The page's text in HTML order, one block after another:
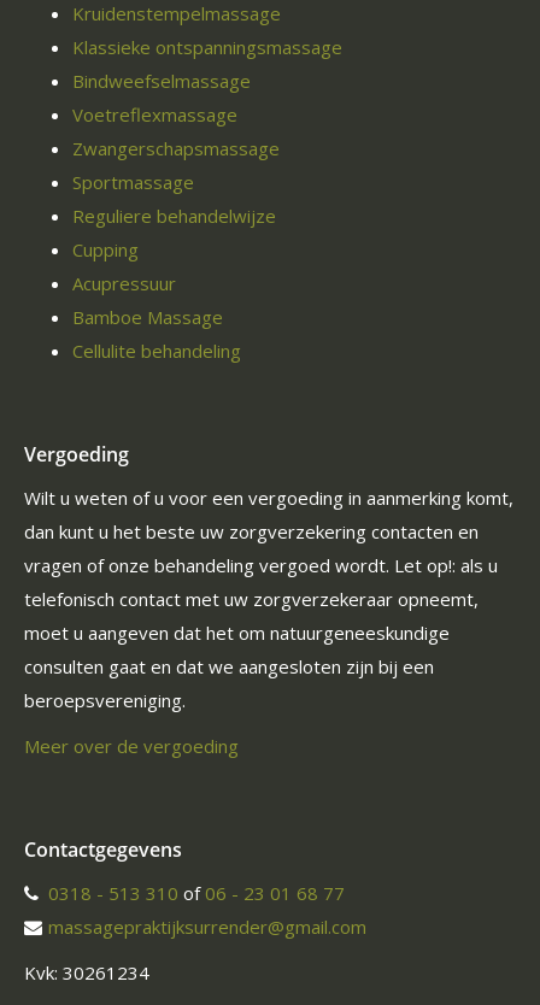
Kruidenstempelmassage
Klassieke ontspanningsmassage
Bindweefselmassage
Voetreflexmassage
Zwangerschapsmassage
Sportmassage
Reguliere behandelwijze
Cupping
Acupressuur
Bamboe Massage
Cellulite behandeling
Vergoeding
Wilt u weten of u voor een vergoeding in aanmerking komt,
dan kunt u het beste uw zorgverzekering contacten en
vragen of onze behandeling vergoed wordt. Let op!: als u
telefonisch contact met uw zorgverzekeraar opneemt,
moet u aangeven dat het om natuurgeneeskundige
consulten gaat en dat we aangesloten zijn bij een
beroepsvereniging.
Meer over de vergoeding
Contactgegevens
0318 - 513 310 of 06 - 23 01 68 77
massagepraktijksurrender@gmail.com
Kvk: 30261234